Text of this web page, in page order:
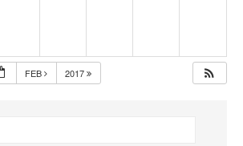
FEB 2017